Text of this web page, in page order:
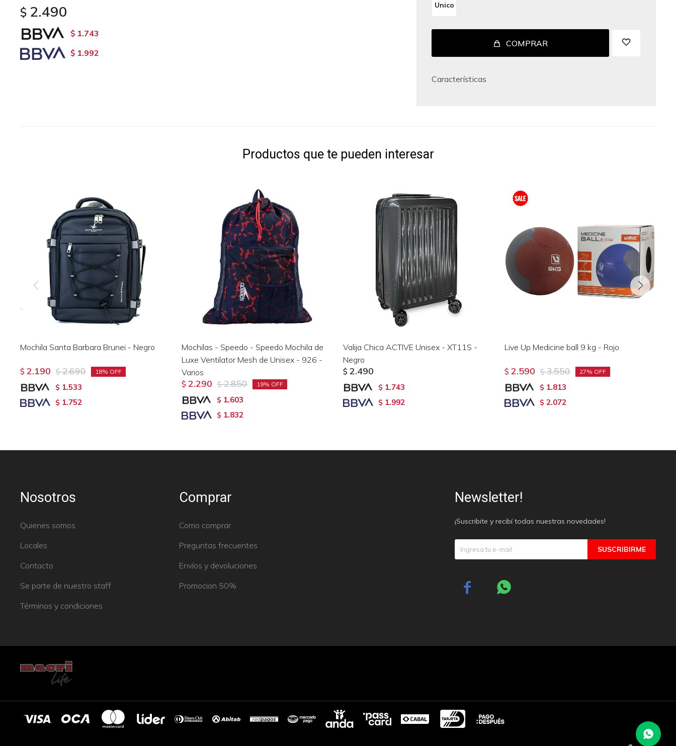
$ 2.490
$ 1.743
$ 1.992
Unico
COMPRAR
Características
Productos que te pueden interesar
Mochila Santa Barbara Brunei - Negro
$ 2.190 $ 2.690 18
$ 1.533
$ 1.752
Mochilas - Speedo - Speedo Mochila de
Luxe Ventilator Mesh de Unisex - 926 -
Varios
$ 2.290 $ 2.850 19
$ 1.603
$ 1.832
Valija Chica ACTIVE Unisex - XT11S -
Negro
$ 2.490
$ 1.743
$ 1.992
Live Up Medicine ball 9 kg - Rojo
$ 2.590 $ 3.550 27
$ 1.813
$ 2.072
Nosotros
Quienes somos
Locales
Contacto
Se parte de nuestro staff
Términos y condiciones
Comprar
Como comprar
Preguntas frecuentes
Envíos y devoluciones
Promocion 50%
Newsletter!
¡Suscribite y recibí todas nuestras novedades!
SUSCRIBIRME
 